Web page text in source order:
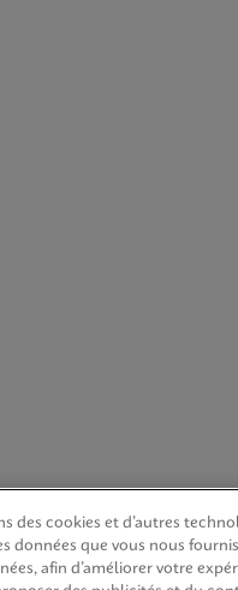
des cookies et d’autres
données que vous nous
afin d’améliorer votre